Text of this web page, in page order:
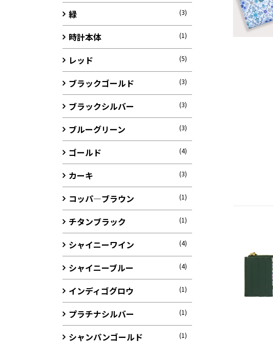
緑 (3)
時計本体 (1)
レッド (5)
ブラックゴールド (3)
ブラックシルバー (3)
ブルーグリーン (3)
ゴールド (4)
カーキ (3)
コッパ―ブラウン (1)
チタンブラック (1)
シャイニーワイン (4)
シャイニーブルー (4)
インディゴグロウ (1)
プラチナシルバー (1)
シャンパンゴールド (1)